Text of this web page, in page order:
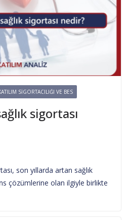
SIGORTACILIĞI VE BES
sigortası
son yıllarda artan sağlık
çözümlerine olan ilgiyle birlikte